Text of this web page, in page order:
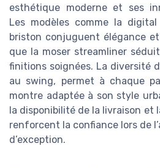
esthétique moderne et ses
Les modèles comme la
briston conjuguent élégance
que la moser streamliner
finitions soignées. La diversité
au swing, permet à chaque
montre adaptée à son style
la disponibilité de la livraison et
renforcent la confiance lors de
d’exception.